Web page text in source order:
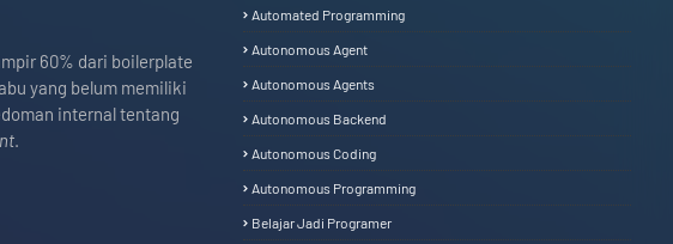
60% dari boilerplate
yang belum memiliki
internal tentang
.
Automated Programming
Autonomous Agent
Autonomous Agents
Autonomous Backend
Autonomous Coding
Autonomous Programming
Belajar Jadi Programer